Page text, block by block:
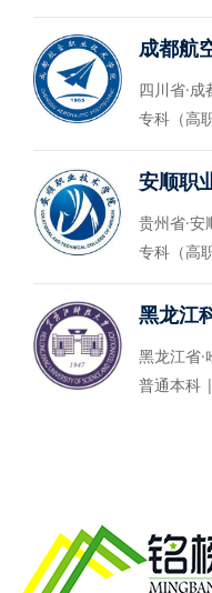
成都航
四川省·成
专科（高
安顺职
贵州省·安
专科（高
黑龙江
黑龙江省·
普通本科